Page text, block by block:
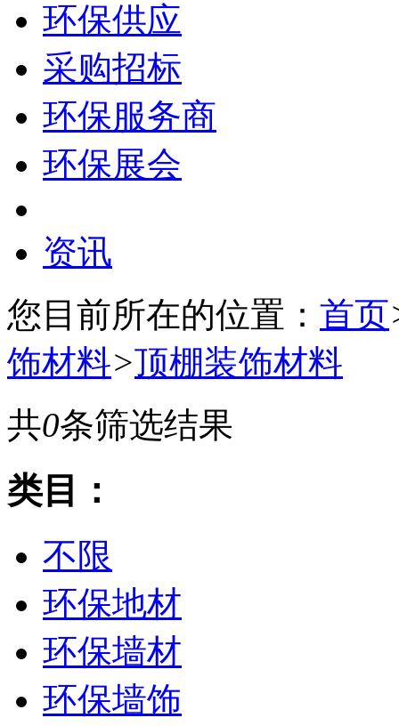
环保供应
采购招标
环保服务商
环保展会
资讯
您目前所在的位置： 首页
饰材料>顶棚装饰材料
共0条筛选结果
类目：
不限
环保地材
环保墙材
环保墙饰